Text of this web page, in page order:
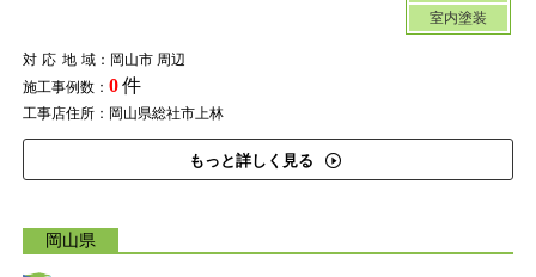
室内塗装
対応地域：岡山市 周辺
施工事例数： 0件
工事店住所：岡山県総社市上林
もっと詳しく見る
岡山県